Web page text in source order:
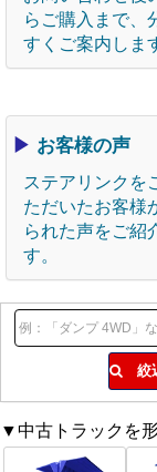
らご購入まで、
すくご案内しま
▶ お客様の声
ステアリンクを
ただいたお客様
られた声をご紹
す。
絞
▼中古トラックを